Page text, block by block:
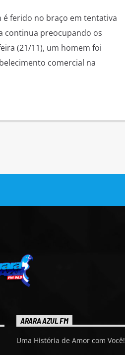
é ferido no braço em tentativa
continua preocupando os
(21/11), um homem foi
comercial na
ARARA AZUL FM
Uma História de Amor com Você!